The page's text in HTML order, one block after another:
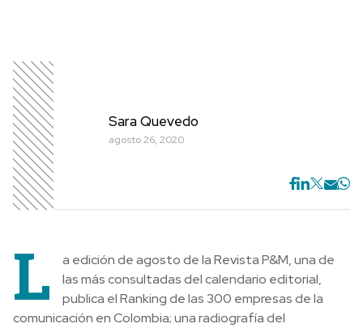
Sara Quevedo
agosto 26, 2020
L
a edición de agosto de la Revista P&M, una de
las más consultadas del calendario editorial,
publica el Ranking de las 300 empresas de la
comunicación en Colombia; una radiografía del